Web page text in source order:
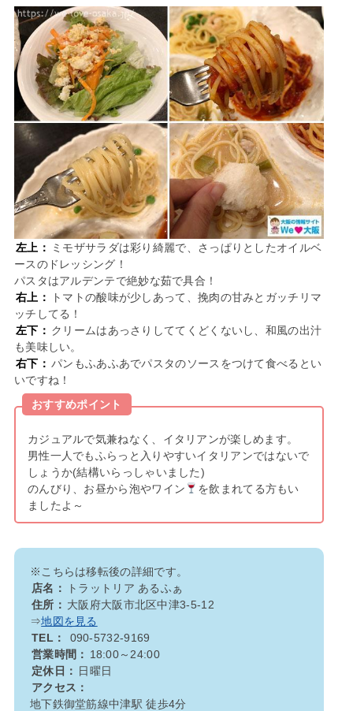
左上：
ミモザサラダは彩り綺麗で、さっぱりとしたオイルベ
ースのドレッシング！
パスタはアルデンテで絶妙な茹で具合！
右上：
トマトの酸味が少しあって、挽肉の甘みとガッチリマ
ッチしてる！
左下： クリームはあっさりしててくどくないし、和風の出汁
も美味しい。
右下： パンもふあふあでパスタのソースをつけて食べるとい
いですね！
おすすめポイント
カジュアルで気兼ねなく、イタリアンが楽しめます。
男性一人でもふらっと入りやすいイタリアンではないで
しょうか(結構いらっしゃいました)
のんびり、お昼から泡やワイン
を飲まれてる方もい
ましたよ～
※こちらは移転後の詳細です。
店名：
トラットリア あるふぁ
住所： 大阪府大阪市北区中津3-5-12
⇒地図を見る
TEL：
090-5732-9169
営業時間： 18:00～24:00
定休日： 日曜日
アクセス：
地下鉄御堂筋線中津駅 徒歩4分